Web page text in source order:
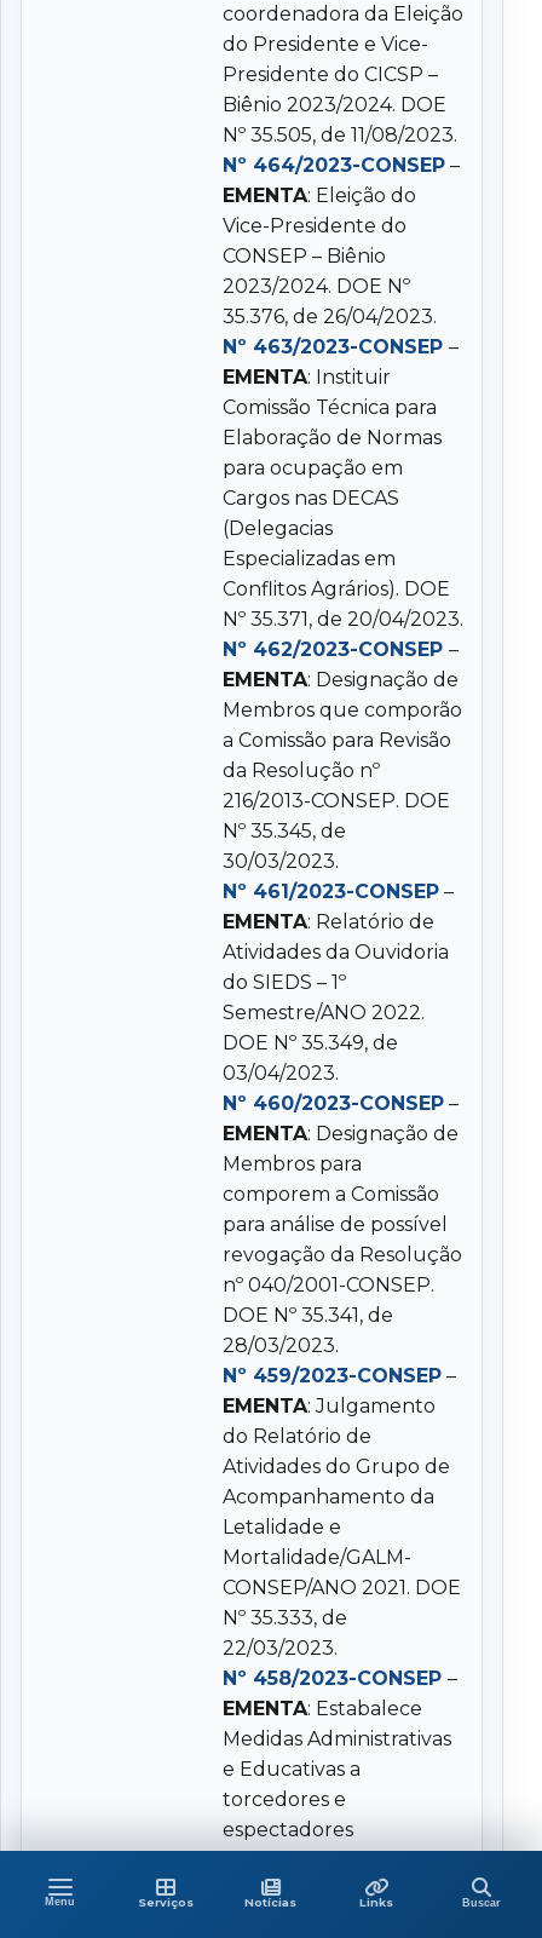
MenuMenu Serviços
ServiçosNotíciasÚltimas
LinksLinks
BuscarBuscar
coordenadora da Eleição
do Presidente e Vice-
Presidente do CICSP –
Biênio 2023/2024. DOE
Nº 35.505, de 11/08/2023.
Nº 464/2023-CONSEP –
EMENTA: Eleição do
Vice-Presidente do
CONSEP – Biênio
2023/2024. DOE Nº
35.376, de 26/04/2023.
Nº 463/2023-CONSEP–
EMENTA: Instituir
Comissão Técnica para
Elaboração de Normas
para ocupação em
Cargos nas DECAS
(Delegacias
Especializadas em
Conflitos Agrários). DOE
Nº 35.371, de 20/04/2023.
Nº 462/2023-CONSEP–
EMENTA: Designação de
Membros que comporão
a Comissão para Revisão
da Resolução nº
216/2013-CONSEP. DOE
Nº 35.345, de
30/03/2023.
Nº 461/2023-CONSEP –
EMENTA: Relatório de
Atividades da Ouvidoria
do SIEDS – 1º
Semestre/ANO 2022.
DOE Nº 35.349, de
03/04/2023.
Nº 460/2023-CONSEP –
EMENTA: Designação de
Membros para
comporem a Comissão
para análise de possível
revogação da Resolução
nº 040/2001-CONSEP.
DOE Nº 35.341, de
28/03/2023.
Nº 459/2023-CONSEP –
EMENTA: Julgamento
do Relatório de
Atividades do Grupo de
Acompanhamento da
Letalidade e
Mortalidade/GALM-
CONSEP/ANO 2021. DOE
Nº 35.333, de
22/03/2023.
Nº 458/2023-CONSEP–
EMENTA: Estabalece
Medidas Administrativas
e Educativas a
torcedores e
espectadores
praças desportivas e dá